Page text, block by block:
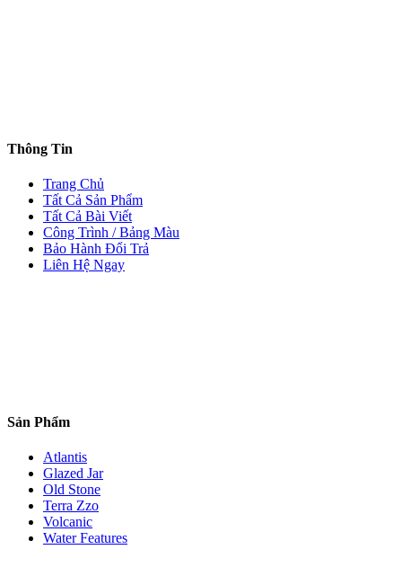
Thông Tin
Trang Chủ
Tất Cả Sản Phẩm
Tất Cả Bài Viết
Công Trình / Bảng Màu
Bảo Hành Đổi Trả
Liên Hệ Ngay
Sản Phẩm
Atlantis
Glazed Jar
Old Stone
Terra Zzo
Volcanic
Water Features